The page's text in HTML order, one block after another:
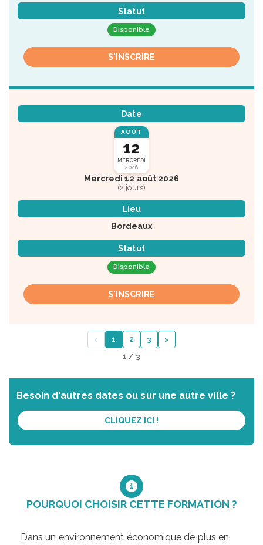
Statut
Disponible
S'INSCRIRE
Date
AOÛT
12
MERCREDI
2026
Mercredi 12 août 2026
(2 jours)
Lieu
Bordeaux
Statut
Disponible
S'INSCRIRE
‹ 1 2 3 ›
1 / 3
Besoin d'autres dates ou sur une autre ville ?
CLIQUEZ ICI !
POURQUOI CHOISIR CETTE FORMATION ?
Dans un environnement économique de plus en